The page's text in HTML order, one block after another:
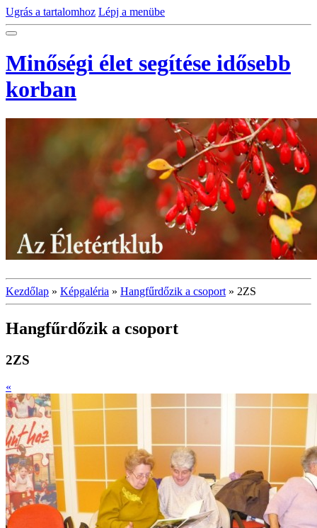
Ugrás a tartalomhoz Lépj a menübe
Minőségi élet segítése idősebb
korban
Kezdőlap » Képgaléria » Hangfűrdőzik a csoport » 2ZS
Hangfűrdőzik a csoport
2ZS
«